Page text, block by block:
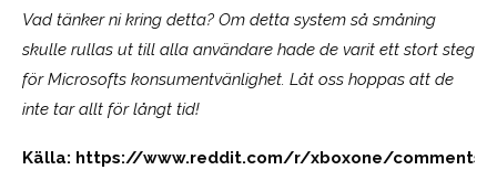
Vad tänker ni kring detta? Om detta system så småning
skulle rullas ut till alla användare hade de varit ett stort steg
för Microsofts konsumentvänlighet. Låt oss hoppas att de
inte tar allt för långt tid!
Källa: https://www.reddit.com/r/xboxone/comments/